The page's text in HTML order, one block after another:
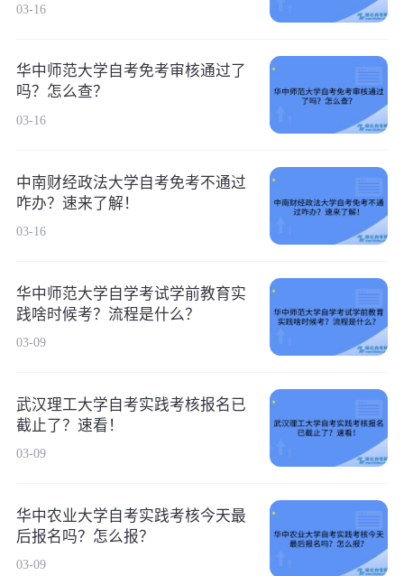
03-16
华中师范大学自考免考审核通过了
吗？怎么查？
03-16
中南财经政法大学自考免考不通过
咋办？速来了解！
03-16
华中师范大学自学考试学前教育实
践啥时候考？流程是什么？
03-09
武汉理工大学自考实践考核报名已
截止了？速看！
03-09
华中农业大学自考实践考核今天最
后报名吗？怎么报？
03-09